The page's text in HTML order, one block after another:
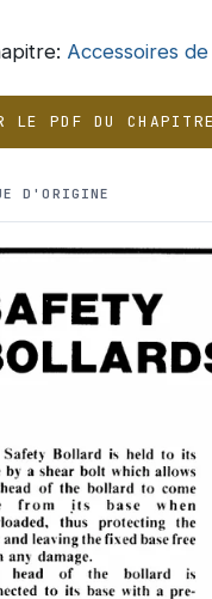
Accessoires
LE PDF DU
D'ORIGINE